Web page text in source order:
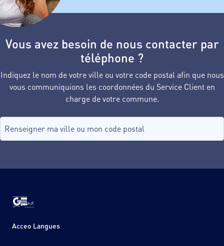
Vous avez besoin de nous contacter par
téléphone ?
Indiquez le nom de votre ville ou votre code postal afin que nous
vous communiquions les coordonnées du Service Client en
charge de votre commune.
Recherche de commune, tapez dans le champ puis
Acceo Langues